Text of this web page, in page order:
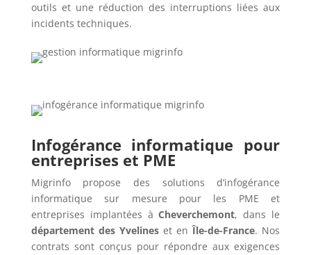
outils et une réduction des interruptions liées aux
incidents techniques.
Infogérance informatique pour
entreprises et PME
Migrinfo propose des solutions d’infogérance
informatique sur mesure pour les PME et
entreprises implantées àCheverchemont, dans le
département des Yvelineset enÎle-de-France. Nos
contrats sont conçus pour répondre aux exigences